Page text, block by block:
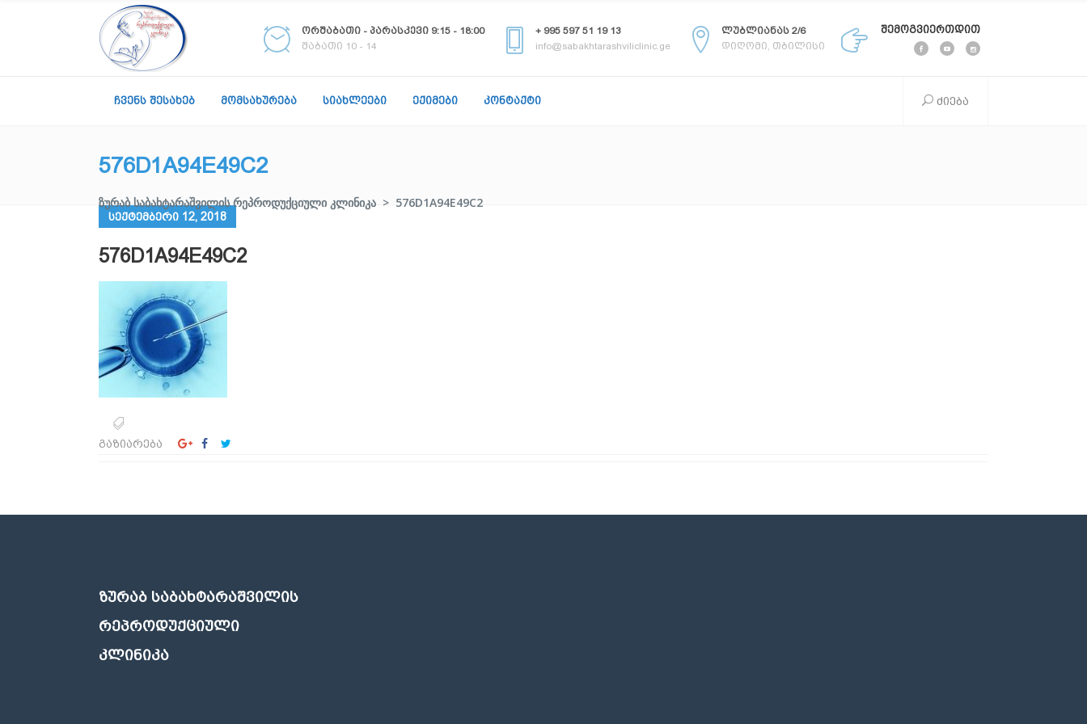
ორშაბათი - პარასკევი 9:15 - 18:00
შაბათი 10 - 14
+ 995 597 51 19 13
info@sabakhtarashviliclinic.ge
ლუბლიანას 2/6
დიღომი, თბილისი
შემოგვიერთდით
ᲩᲕᲔᲜᲡ ᲨᲔᲡᲐᲮᲔᲑ ᲛᲝᲛᲡᲐᲮᲣᲠᲔᲑᲐ ᲡᲘᲐᲮᲚᲔᲔᲑᲘ ᲔᲥᲘᲛᲔᲑᲘ ᲙᲝᲜᲢᲐᲥᲢᲘ ძიება
576D1A94E49C2
ᲖᲣᲠᲐᲑ ᲡᲐᲑᲐᲮᲢᲐᲠᲐᲨᲕᲘᲚᲘᲡ ᲠᲔᲞᲠᲝᲓᲣᲥᲪᲘᲣᲚᲘ ᲙᲚᲘᲜᲘᲙᲐ > 576D1A94E49C2
სექტემბერი 12, 2018
576D1A94E49C2
გაზიარება
ᲖᲣᲠᲐᲑ ᲡᲐᲑᲐᲮᲢᲐᲠᲐᲨᲕᲘᲚᲘᲡ
ᲠᲔᲞᲠᲝᲓᲣᲥᲪᲘᲣᲚᲘ
ᲙᲚᲘᲜᲘᲙᲐ